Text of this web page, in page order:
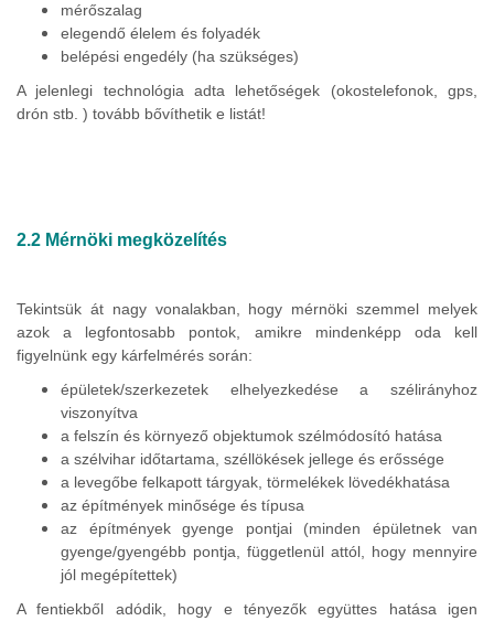
mérőszalag
elegendő élelem és folyadék
belépési engedély (ha szükséges)
A jelenlegi technológia adta lehetőségek (okostelefonok, gps,
drón stb. ) tovább bővíthetik e listát!
2.2 Mérnöki megközelítés
Tekintsük át nagy vonalakban, hogy mérnöki szemmel melyek
azok a legfontosabb pontok, amikre mindenképp oda kell
figyelnünk egy kárfelmérés során:
épületek/szerkezetek elhelyezkedése a szélirányhoz
viszonyítva
a felszín és környező objektumok szélmódosító hatása
a szélvihar időtartama, széllökések jellege és erőssége
a levegőbe felkapott tárgyak, törmelékek lövedékhatása
az építmények minősége és típusa
az építmények gyenge pontjai (minden épületnek van
gyenge/gyengébb pontja, függetlenül attól, hogy mennyire
jól megépítettek)
A fentiekből adódik, hogy e tényezők együttes hatása igen